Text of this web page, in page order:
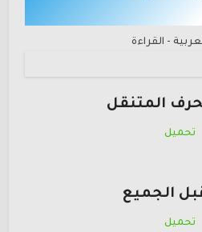
المتنقل
تحميل
الجميع
تحميل